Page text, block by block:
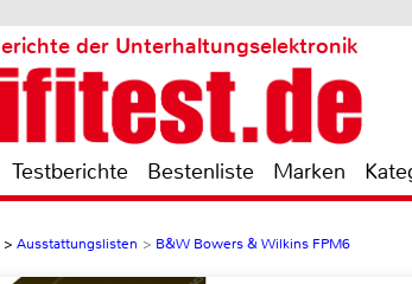
der Unterhaltungselektronik
Testberichte Bestenliste Marken
> Ausstattungslisten > B&W Bowers & Wilkins FPM6